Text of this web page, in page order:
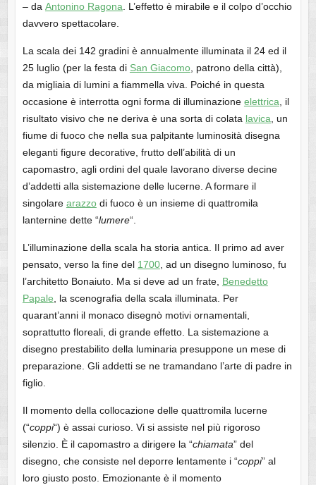
– da Antonino Ragona . L’effetto è mirabile e il colpo d’occhio
davvero spettacolare.
La scala dei 142 gradini è annualmente illuminata il 24 ed il
25 luglio (per la festa di San Giacomo, patrono della città),
da migliaia di lumini a fiammella viva. Poiché in questa
occasione è interrotta ogni forma di illuminazione elettrica , il
risultato visivo che ne deriva è una sorta di colata lavica , un
fiume di fuoco che nella sua palpitante luminosità disegna
eleganti figure decorative, frutto dell’abilità di un
capomastro, agli ordini del quale lavorano diverse decine
d’addetti alla sistemazione delle lucerne. A formare il
singolare arazzodi fuoco è un insieme di quattromila
lanternine dette “lumere“.
L’illuminazione della scala ha storia antica. Il primo ad aver
pensato, verso la fine del 1700, ad un disegno luminoso, fu
l’architetto Bonaiuto. Ma si deve ad un frate, Benedetto
Papale , la scenografia della scala illuminata. Per
quarant’anni il monaco disegnò motivi ornamentali,
soprattutto floreali, di grande effetto. La sistemazione a
disegno prestabilito della luminaria presuppone un mese di
preparazione. Gli addetti se ne tramandano l’arte di padre in
figlio.
Il momento della collocazione delle quattromila lucerne
(“coppi“) è assai curioso. Vi si assiste nel più rigoroso
silenzio. È il capomastro a dirigere la “chiamata” del
disegno, che consiste nel deporre lentamente i “coppi” al
loro giusto posto. Emozionante è il momento